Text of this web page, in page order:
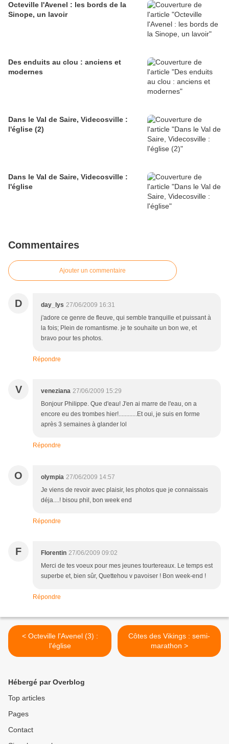
Octeville l'Avenel : les bords de la
Sinope, un lavoir
Des enduits au clou : anciens et
modernes
Dans le Val de Saire, Videcosville :
l'église (2)
Dans le Val de Saire, Videcosville :
l'église
Commentaires
Ajouter un commentaire
D day_lys 27/06/2009 16:31
j'adore ce genre de fleuve, qui semble tranquille et puissant à
la fois; Plein de romantisme. je te souhaite un bon we, et
bravo pour tes photos.
Répondre
V veneziana 27/06/2009 15:29
Bonjour Philippe. Que d'eau! J'en ai marre de l'eau, on a
encore eu des trombes hier!............Et oui, je suis en forme
après 3 semaines à glander lol
Répondre
O olympia 27/06/2009 14:57
Je viens de revoir avec plaisir, les photos que je connaissais
déja....! bisou phil, bon week end
Répondre
F Florentin 27/06/2009 09:02
Merci de tes voeux pour mes jeunes tourtereaux. Le temps est
superbe et, bien sûr, Quettehou v pavoiser ! Bon week-end !
Répondre
< Octeville l'Avenel (3) :
l'église
Côtes des Vikings : semi-
marathon >
Hébergé par Overblog
Top articles
Pages
Contact